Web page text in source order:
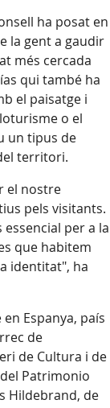
ha posat en
la gent a gaudir
més cercada
qui també ha
el paisatge i
o el
un tipus de
territori.
el nostre
pels visitants.
per a la
que habitem
identitat", ha
Espanya, país
de
de Cultura i de
Patrimonio
Hildebrand, de